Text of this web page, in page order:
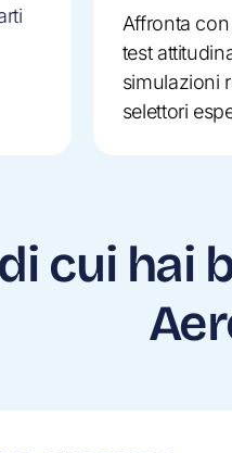
Affronta
test
simulazioni
selettori
cui hai